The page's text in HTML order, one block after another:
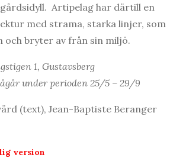
Artipelag har därtill en
med strama, starka linjer, som
och bryter av från sin miljö.
1, Gustavsberg
under perioden 25/5 – 29/9
(text), Jean-Baptiste Beranger
version